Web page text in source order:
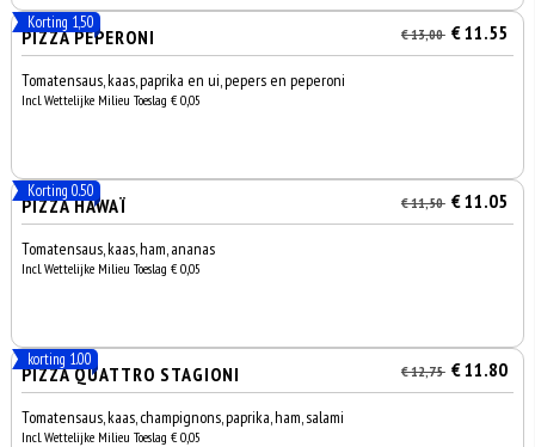
Korting 1,50
PIZZA PEPERONI € 13,00 € 11.55
Tomatensaus, kaas, paprika en ui, pepers en peperoni
Incl. Wettelijke Milieu Toeslag € 0,05
Korting 0.50
PIZZA HAWAÏ € 11,50 € 11.05
Tomatensaus, kaas, ham, ananas
Incl. Wettelijke Milieu Toeslag € 0,05
korting 1.00
PIZZA QUATTRO STAGIONI € 12,75 € 11.80
Tomatensaus, kaas, champignons, paprika, ham, salami
Incl. Wettelijke Milieu Toeslag € 0,05